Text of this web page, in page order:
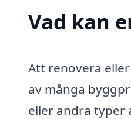
Vad kan
Att renovera
av många
eller andra typer